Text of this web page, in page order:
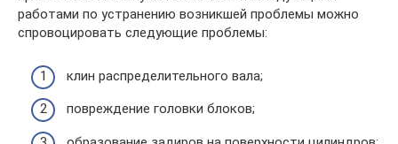
работами по устранению возникшей проблемы можно
спровоцировать следующие проблемы:
клин распределительного вала;
повреждение головки блоков;